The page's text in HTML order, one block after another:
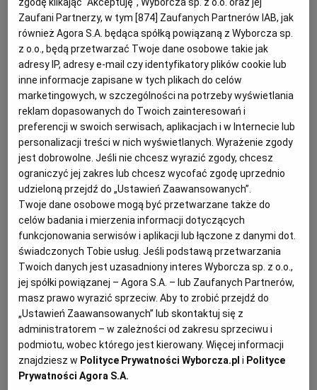
DOMOWE PRZETWORY
SOST, DIPY I INNE DODATKI
KUCHNIA MEKSYKAŃSKA
KUCHNIA INDYJSKA
KUCHNIA HISZPAŃSKA
KUCHNIA NIEMIECKA
GLIWICE
GORZÓW WIELKOPOLSKI
KALISZ
KATOWICE
KIELCE
KOSZALIN
KRAKÓW
LUBLIN
ŁÓDŹ
WYBORCZA TV I VOD
TYLKO ZDROWIE
KSIĄŻKI. MAGAZYN DO CZYTANIA
NASZA EUROPA
SŁÓWKA. MAGAZYN O JĘZYKU
BIQDATA
JUTRONAUCI
ARCHIWUM
INNE SERWISY
GAZETA.PL
TOK FM
SPORT.PL
PUBLIO.PL
KULTURALNYSKLEP.PL
Dla 4-8 osób
Przygotowanie: ok. 60 minut
Pikantna cukinia faszerowana – składniki:
Zaufani Partnerzy, w tym [874] Zaufanych Partnerów IAB, jak
również Agora S.A. będąca spółką powiązaną z Wyborcza sp.
z o.o., będą przetwarzać Twoje dane osobowe takie jak
adresy IP, adresy e-mail czy identyfikatory plików cookie lub
inne informacje zapisane w tych plikach do celów
marketingowych, w szczególności na potrzeby wyświetlania
reklam dopasowanych do Twoich zainteresowań i
preferencji w swoich serwisach, aplikacjach i w Internecie lub
personalizacji treści w nich wyświetlanych. Wyrażenie zgody
jest dobrowolne. Jeśli nie chcesz wyrazić zgody, chcesz
ograniczyć jej zakres lub chcesz wycofać zgodę uprzednio
udzieloną przejdź do „Ustawień Zaawansowanych”.
Twoje dane osobowe mogą być przetwarzane także do
celów badania i mierzenia informacji dotyczących
funkcjonowania serwisów i aplikacji lub łączone z danymi dot.
świadczonych Tobie usług. Jeśli podstawą przetwarzania
Twoich danych jest uzasadniony interes Wyborcza sp. z o.o.,
jej spółki powiązanej – Agora S.A. – lub Zaufanych Partnerów,
masz prawo wyrazić sprzeciw. Aby to zrobić przejdź do
„Ustawień Zaawansowanych” lub skontaktuj się z
administratorem – w zależności od zakresu sprzeciwu i
podmiotu, wobec którego jest kierowany. Więcej informacji
znajdziesz w Polityce Prywatności Wyborcza.pl i Polityce
Prywatności Agora S.A.